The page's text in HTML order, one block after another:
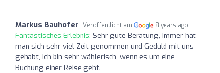
Markus Bauhofer Veröffentlicht am 8 years ago
Fantastisches Erlebnis: Sehr gute Beratung, immer hat
man sich sehr viel Zeit genommen und Geduld mit uns
gehabt, ich bin sehr wählerisch, wenn es um eine
Buchung einer Reise geht.